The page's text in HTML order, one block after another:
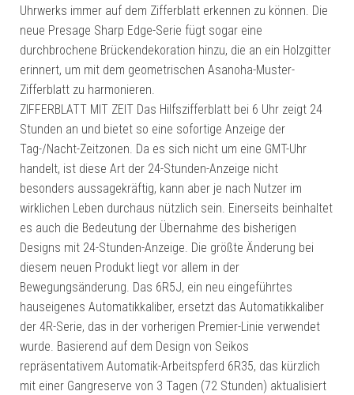
Uhrwerks immer auf dem Zifferblatt erkennen zu können. Die
neue Presage Sharp Edge-Serie fügt sogar eine
durchbrochene Brückendekoration hinzu, die an ein Holzgitter
erinnert, um mit dem geometrischen Asanoha-Muster-
Zifferblatt zu harmonieren.
ZIFFERBLATT MIT ZEIT Das Hilfszifferblatt bei 6 Uhr zeigt 24
Stunden an und bietet so eine sofortige Anzeige der
Tag-/Nacht-Zeitzonen. Da es sich nicht um eine GMT-Uhr
handelt, ist diese Art der 24-Stunden-Anzeige nicht
besonders aussagekräftig, kann aber je nach Nutzer im
wirklichen Leben durchaus nützlich sein. Einerseits beinhaltet
es auch die Bedeutung der Übernahme des bisherigen
Designs mit 24-Stunden-Anzeige. Die größte Änderung bei
diesem neuen Produkt liegt vor allem in der
Bewegungsänderung. Das 6R5J, ein neu eingeführtes
hauseigenes Automatikkaliber, ersetzt das Automatikkaliber
der 4R-Serie, das in der vorherigen Premier-Linie verwendet
wurde. Basierend auf dem Design von Seikos
repräsentativem Automatik-Arbeitspferd 6R35, das kürzlich
mit einer Gangreserve von 3 Tagen (72 Stunden) aktualisiert